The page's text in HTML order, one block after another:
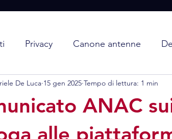
Privacy Canone antenne
mobili Diritto civile
ANAC
alle
De Luca 15 gen 2025 Tempo di lettura: 1 min